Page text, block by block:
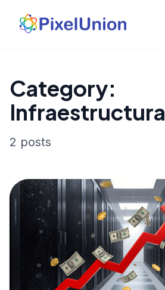
Category:
Infraestructura
2 posts